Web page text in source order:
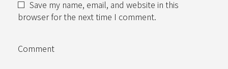
Save my name, email, and website in this
browser for the next time I comment.
Comment